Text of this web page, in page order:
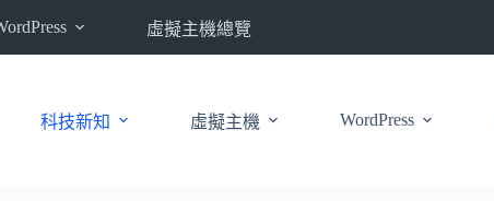
虛擬主機總覽
科技新知 虛擬主機 WordPress